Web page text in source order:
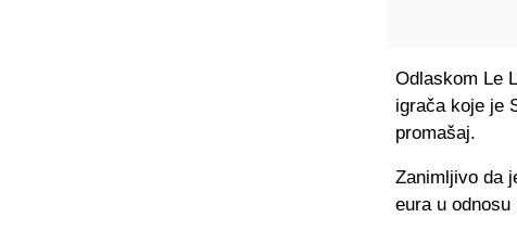
Odlaskom Le
igrača koje je
promašaj.
Zanimljivo da
eura u odnosu